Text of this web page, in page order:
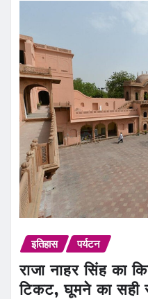
इतिहास पर्यटन
राजा नाहर सिंह का
टिकट, घूमने का सही